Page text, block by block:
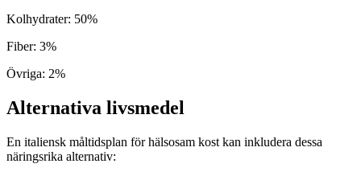
Kolhydrater: 50%
Fiber: 3%
Övriga: 2%
Alternativa livsmedel
En italiensk måltidsplan för hälsosam kost kan inkludera dessa
näringsrika alternativ: